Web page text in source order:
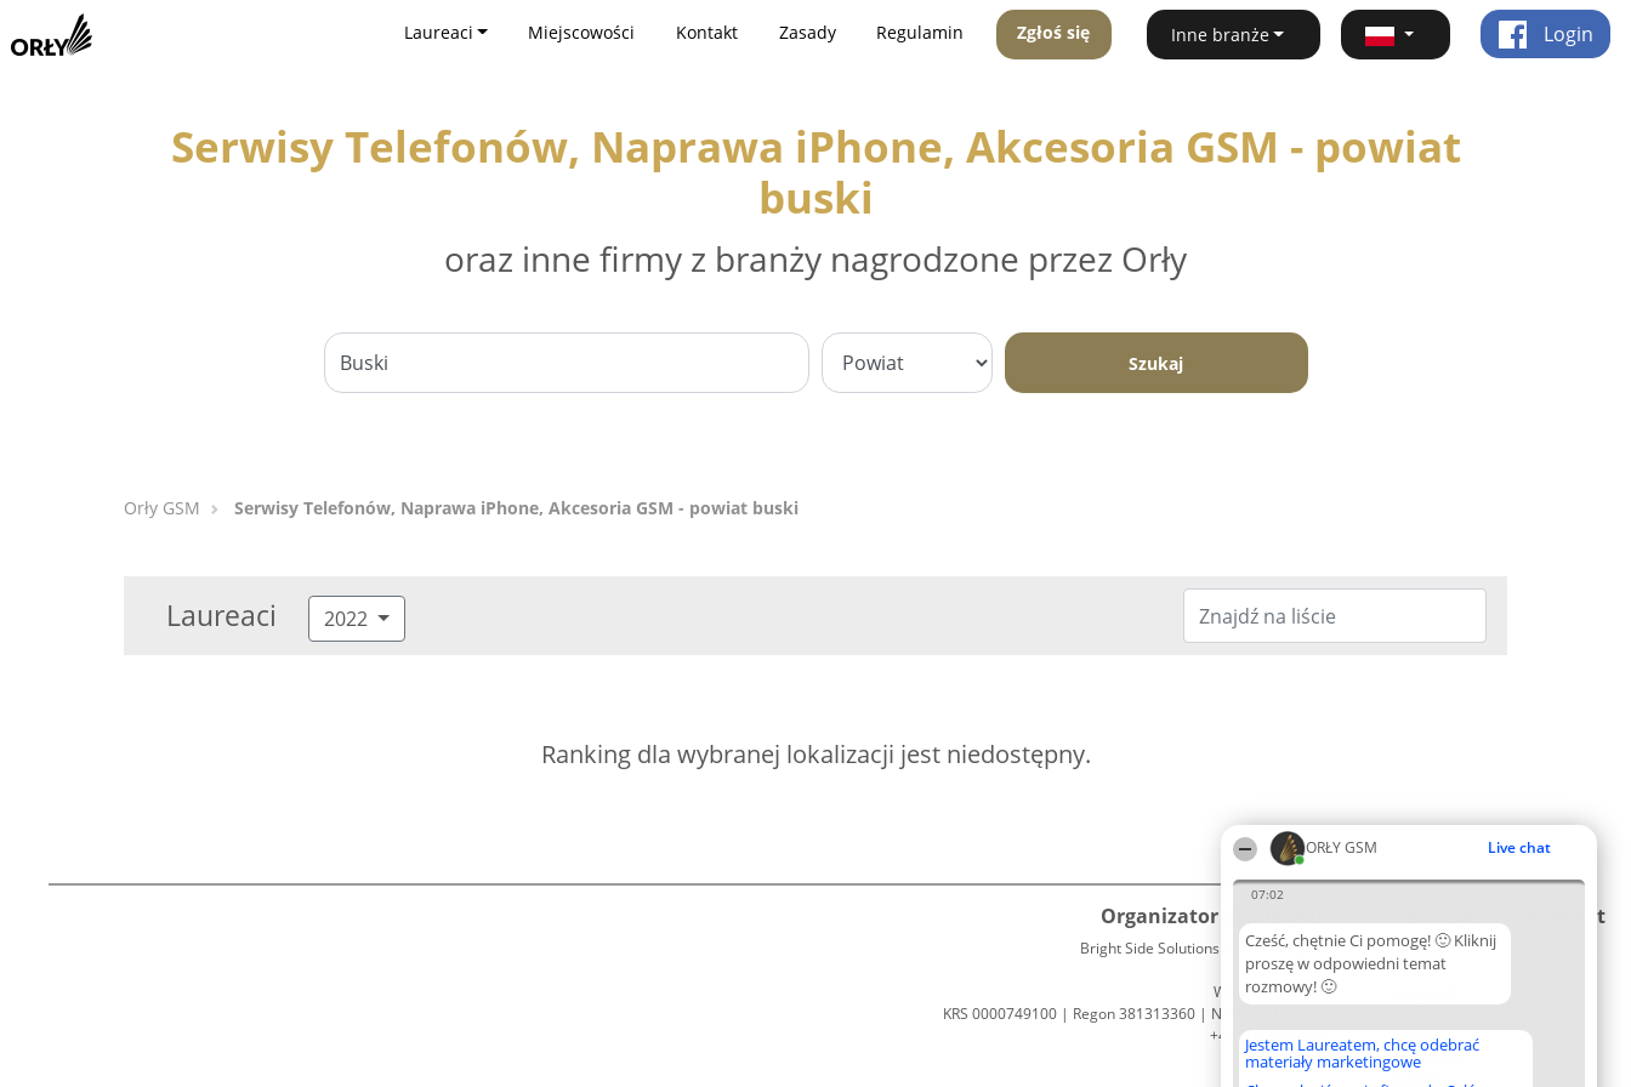
ORŁY GSM Live chat
07:02
Cześć, chętnie Ci pomogę! 🙂 Kliknij
proszę w odpowiedni temat
rozmowy! 🙂
Jestem Laureatem, chcę odebrać
materiały marketingowe
Laureaci Miejscowości Kontakt Zasady Regulamin Zgłoś się Inne branże Login
Serwisy Telefonów, Naprawa iPhone, Akcesoria GSM - powiat
buski
oraz inne firmy z branży nagrodzone przez Orły
Szukaj
Orły GSM Serwisy Telefonów, Naprawa iPhone, Akcesoria GSM - powiat buski
Laureaci 2022
Ranking dla wybranej lokalizacji jest niedostępny.
Organizator plebiscytu
Bright Side Solutions sp. z o. o. sp. k.
ul. Ruska 22
Wrocław 50-079
KRS 0000749100 | Regon 381313360 | NIP 8943132676
+48 508 492 400
Laureaci
Lista
Zasady
Regulamin
Kontakt